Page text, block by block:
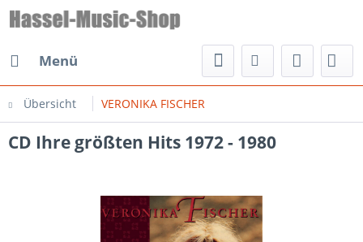
Menü
Übersicht VERONIKA FISCHER
CD Ihre größten Hits 1972 - 1980